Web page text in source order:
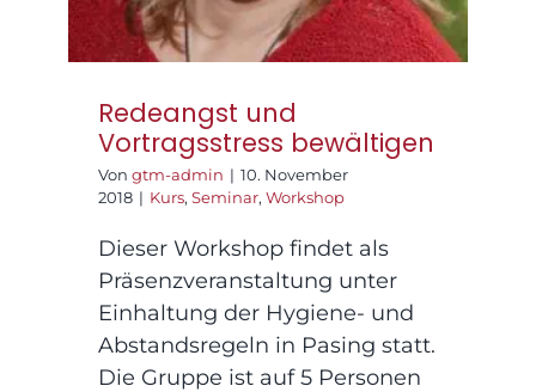
Redeangst und
Vortragsstress bewältigen
Von gtm-admin | 10. November
2018 | Kurs, Seminar, Workshop
Dieser Workshop findet als
Präsenzveranstaltung unter
Einhaltung der Hygiene- und
Abstandsregeln in Pasing statt.
Die Gruppe ist auf 5 Personen